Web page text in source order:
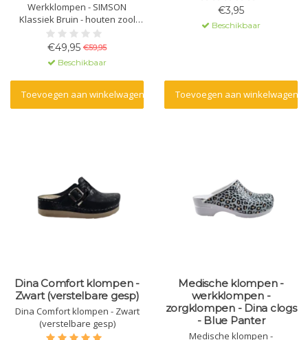
Werkklompen - SIMSON
Klassiek Bruin - houten zool
met dichte hiel - t/m maat 46
€49,95 €59,95
Beschikbaar
Toevoegen aan winkelwagen
€3,95
Beschikbaar
Toevoegen aan winkelwagen
Dina Comfort klompen -
Zwart (verstelbare gesp)
Dina Comfort klompen - Zwart
(verstelbare gesp)
Medische klompen -
werkklompen -
zorgklompen - Dina clogs
- Blue Panter
Medische klompen -